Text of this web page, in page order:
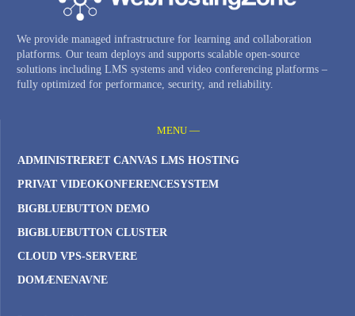
We provide managed infrastructure for learning and collaboration
platforms. Our team deploys and supports scalable open-source
solutions including LMS systems and video conferencing platforms –
fully optimized for performance, security, and reliability.
MENU —
ADMINISTRERET CANVAS LMS HOSTING
PRIVAT VIDEOKONFERENCESYSTEM
BIGBLUEBUTTON DEMO
BIGBLUEBUTTON CLUSTER
CLOUD VPS-SERVERE
DOMÆNENAVNE